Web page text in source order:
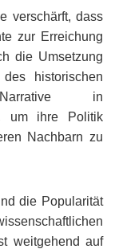
verschärft, dass
zur Erreichung
die Umsetzung
historischen
in
um ihre Politik
Nachbarn zu
die Popularität
weitgehend auf